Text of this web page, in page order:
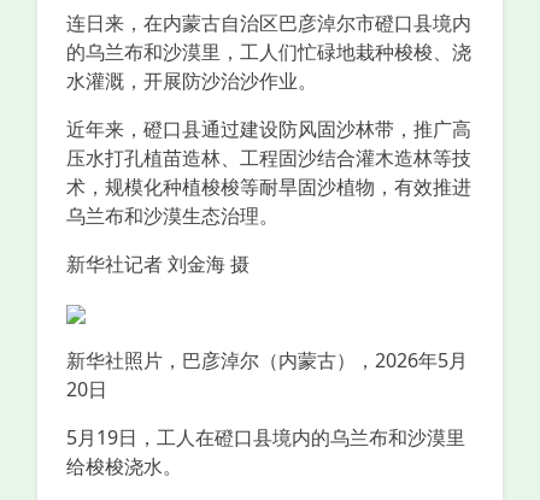
连日来，在内蒙古自治区巴彦淖尔市磴口县境内
的乌兰布和沙漠里，工人们忙碌地栽种梭梭、浇
水灌溉，开展防沙治沙作业。
近年来，磴口县通过建设防风固沙林带，推广高
压水打孔植苗造林、工程固沙结合灌木造林等技
术，规模化种植梭梭等耐旱固沙植物，有效推进
乌兰布和沙漠生态治理。
新华社记者 刘金海 摄
新华社照片，巴彦淖尔（内蒙古），2026年5月
20日
5月19日，工人在磴口县境内的乌兰布和沙漠里
给梭梭浇水。